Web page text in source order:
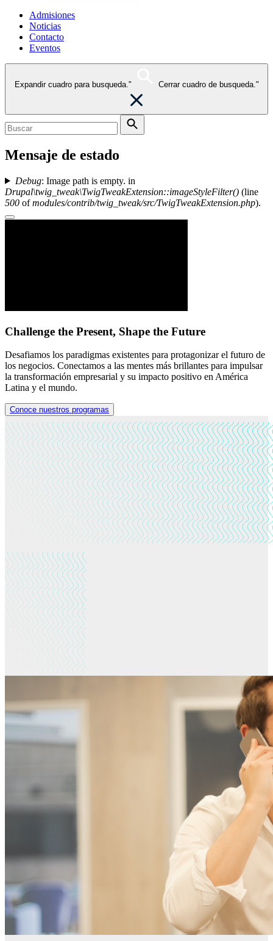
Admisiones
Noticias
Contacto
Eventos
Expandir cuadro para busqueda." Cerrar cuadro de busqueda."
Mensaje de estado
Debug: Image path is empty. in
Drupal\twig_tweak\TwigTweakExtension::imageStyleFilter() (line
500 ofmodules/contrib/twig_tweak/src/TwigTweakExtension.php).
Challenge the Present, Shape the Future
Desafiamos los paradigmas existentes para protagonizar el futuro de
los negocios. Conectamos a las mentes más brillantes para impulsar
la transformación empresarial y su impacto positivo en América
Latina y el mundo.
Conoce nuestros programas